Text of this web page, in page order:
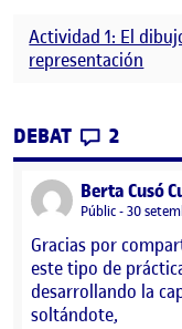
Actividad 1: El
representación
DEBAT 2EL EL
Berta Cusó
Visibilitat:
Públic 30
Gracias por
este tipo de
desarrollando la
soltándote,